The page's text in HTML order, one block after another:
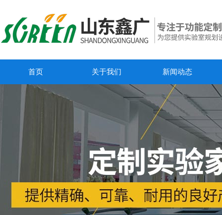
首页 关于我们 新闻动态